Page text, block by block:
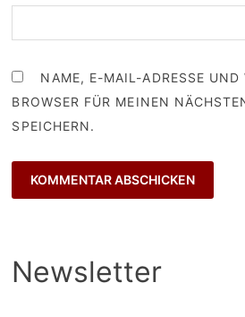
NAME, E-MAIL-ADRESSE
BROWSER FÜR MEINEN
SPEICHERN.
Newsletter